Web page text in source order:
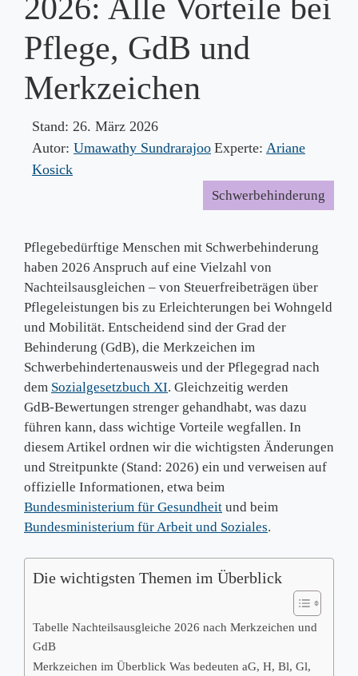
2026: Alle Vorteile bei
Pflege, GdB und
Merkzeichen
Stand: 26. März 2026
Autor: Umawathy Sundrarajoo Experte: Ariane
Kosick
Schwerbehinderung
Pflegebedürftige Menschen mit Schwerbehinderung
haben 2026 Anspruch auf eine Vielzahl von
Nachteilsausgleichen – von Steuerfreibeträgen über
Pflegeleistungen bis zu Erleichterungen bei Wohngeld
und Mobilität. Entscheidend sind der Grad der
Behinderung (GdB), die Merkzeichen im
Schwerbehindertenausweis und der Pflegegrad nach
dem Sozialgesetzbuch XI. Gleichzeitig werden
GdB‑Bewertungen strenger gehandhabt, was dazu
führen kann, dass wichtige Vorteile wegfallen. In
diesem Artikel ordnen wir die wichtigsten Änderungen
und Streitpunkte (Stand: 2026) ein und verweisen auf
offizielle Informationen, etwa beim
Bundesministerium für Gesundheit und beim
Bundesministerium für Arbeit und Soziales.
Die wichtigsten Themen im Überblick
Tabelle Nachteilsausgleiche 2026 nach Merkzeichen und
GdB
Merkzeichen im Überblick Was bedeuten aG, H, Bl, Gl,